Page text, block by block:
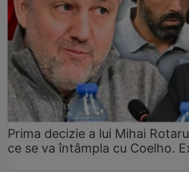
Prima decizie a lui Mihai
ce se va întâmpla cu Coelho.